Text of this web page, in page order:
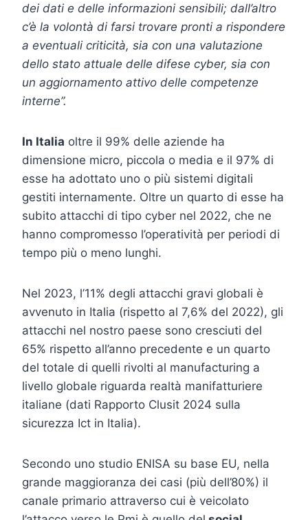
dei dati e delle informazioni sensibili; dall’altro
c’è la volontà di farsi trovare pronti a rispondere
a eventuali criticità, sia con una valutazione
dello stato attuale delle difese cyber, sia con
un aggiornamento attivo delle competenze
interne”.
In Italia oltre il 99% delle aziende ha
dimensione micro, piccola o media e il 97% di
esse ha adottato uno o più sistemi digitali
gestiti internamente. Oltre un quarto di esse ha
subito attacchi di tipo cyber nel 2022, che ne
hanno compromesso l’operatività per periodi di
tempo più o meno lunghi.
Nel 2023, l’11% degli attacchi gravi globali è
avvenuto in Italia (rispetto al 7,6% del 2022), gli
attacchi nel nostro paese sono cresciuti del
65% rispetto all’anno precedente e un quarto
del totale di quelli rivolti al manufacturing a
livello globale riguarda realtà manifatturiere
italiane (dati Rapporto Clusit 2024 sulla
sicurezza Ict in Italia).
Secondo uno studio ENISA su base EU, nella
grande maggioranza dei casi (più dell’80%) il
canale primario attraverso cui è veicolato